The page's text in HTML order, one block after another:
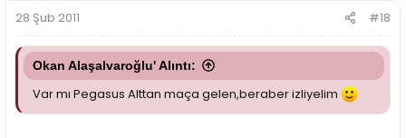
28 Şub 2011 #18
Okan Alaşalvaroğlu' Alıntı:
Var mı Pegasus Alttan maça gelen,beraber izliyelim